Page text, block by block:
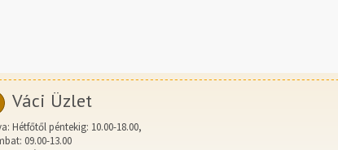
Váci Üzlet
Hétfőtől péntekig: 10.00-18.00,
09.00-13.00